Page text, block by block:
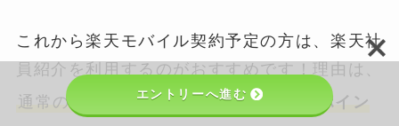
これから楽天モバイル契約予定の方は、楽天社
員紹介を利用するのがおすすめです！理由は、
通常の紹介キャンペーンよりも1,000 ポイン
エントリーへ進む